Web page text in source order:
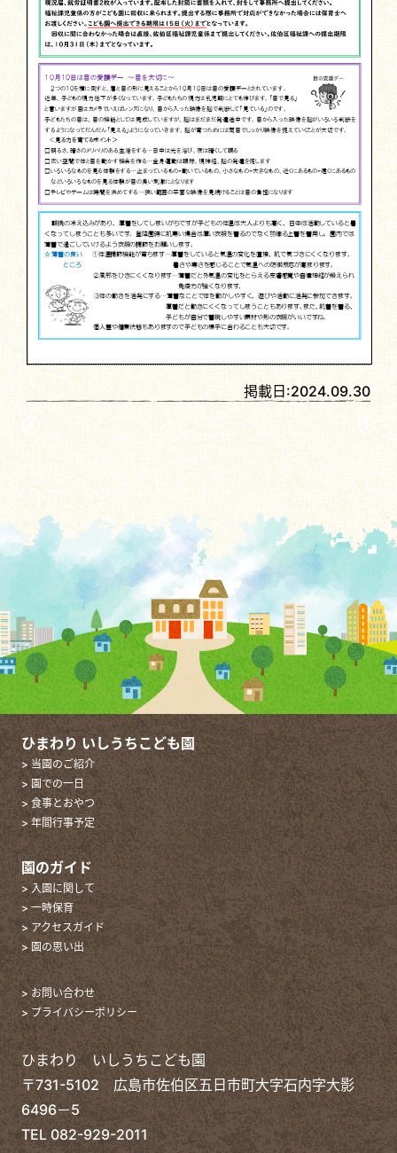
掲載日:2024.09.30
ひまわり いしうちこども園
> 当園のご紹介
> 園での一日
> 食事とおやつ
> 年間行事予定
園のガイド
> 入園に関して
> 一時保育
> アクセスガイド
> 園の思い出
> お問い合わせ
> プライバシーポリシー
ひまわり いしうちこども園
〒731-5102 広島市佐伯区五日市町大字石内字大影
6496－5
TEL082-929-2011